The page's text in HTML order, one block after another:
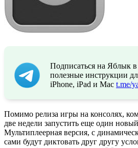
Подписаться на Яблык
полезные инструкции
iPhone, iPad и Mac t.me/
Помимо релиза игры на консолях,
две недели запустить еще один
Мультиплеерная версия, с
сами будут диктовать друг другу